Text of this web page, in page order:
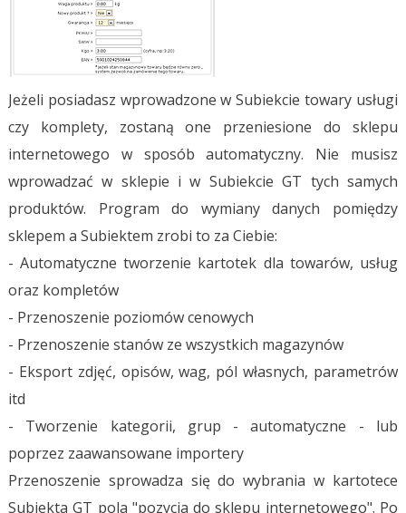
Jeżeli posiadasz wprowadzone w Subiekcie towary usługi
czy komplety, zostaną one przeniesione do sklepu
internetowego w sposób automatyczny. Nie musisz
wprowadzać w sklepie i w Subiekcie GT tych samych
produktów. Program do wymiany danych pomiędzy
sklepem a Subiektem zrobi to za Ciebie:
- Automatyczne tworzenie kartotek dla towarów, usług
oraz kompletów
- Przenoszenie poziomów cenowych
- Przenoszenie stanów ze wszystkich magazynów
- Eksport zdjęć, opisów, wag, pól własnych, parametrów
itd
- Tworzenie kategorii, grup - automatyczne - lub
poprzez zaawansowane importery
Przenoszenie sprowadza się do wybrania w kartotece
Subiekta GT pola "pozycja do sklepu internetowego". Po